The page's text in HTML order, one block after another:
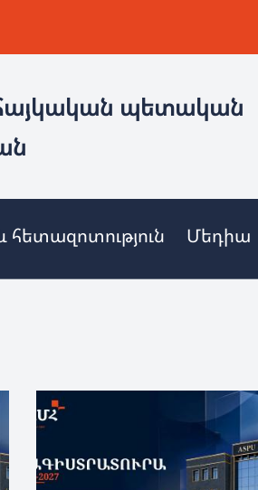
պետական
հետազոտություն Մեդիա